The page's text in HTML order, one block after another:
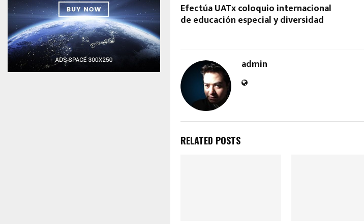
Efectúa UATx coloquio internacional
de educación especial y diversidad
admin
RELATED POSTS